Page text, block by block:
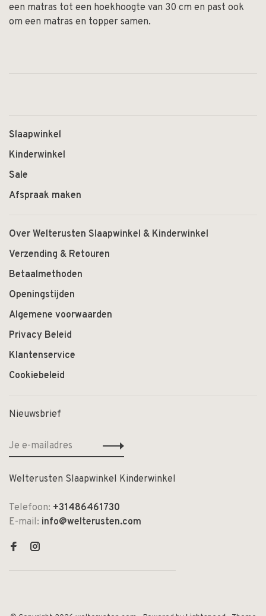
een matras tot een hoekhoogte van 30 cm en past ook
om een matras en topper samen.
Slaapwinkel
Kinderwinkel
Sale
Afspraak maken
Over Welterusten Slaapwinkel & Kinderwinkel
Verzending & Retouren
Betaalmethoden
Openingstijden
Algemene voorwaarden
Privacy Beleid
Klantenservice
Cookiebeleid
Nieuwsbrief
Welterusten Slaapwinkel Kinderwinkel
Telefoon: +31486461730
E-mail: info@welterusten.com